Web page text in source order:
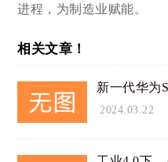
进程，为制造业赋能。
相关文章！
新一代华为
2024.03.22